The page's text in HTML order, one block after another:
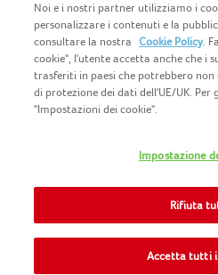
Instagram
COOKIE
INFO
NOMAD
Noi e i nostri partner utilizziamo i
personalizzare i contenuti e la
consultare la nostra
Cookie Policy.
cookie", l'utente accetta anche che i
trasferiti in paesi che potrebbero
di protezione dei dati dell'UE/UK. Per
"Impostazioni dei cookie".
Impostazione
Rifiuta
Accetta tutti i